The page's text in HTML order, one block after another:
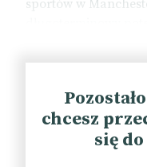
sportów w
Platforma będąca
metaverse’em w
przestrzenie, w
w interakcje,
chcesz
się